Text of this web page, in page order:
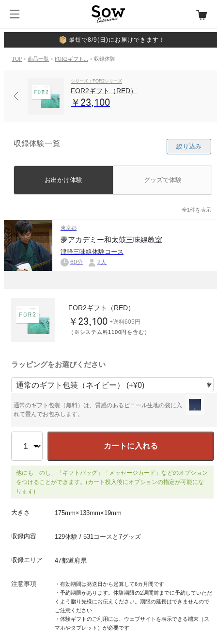
最短で8/9(日)にお届けできます！
TOP > 商品一覧 > FOR2ギフト... > 収録体験
シリーズ：FOR2シリーズ
FOR2ギフト（RED）
￥23,100
収録体験一覧 絞り込み
お出かけ体験 グッズで体験
全1件を表示
東京都
夢アカデミー和太鼓三味線教室
津軽三味線体験コース
60分 2人
FOR2ギフト（RED）
￥23,100 +送料605円
（※システム料1100円を含む）
ラッピングをお選びください
通常のギフト包装（無料）は、質感のあるビニール生地の袋に入
れて畳んでお包みします。
カートに入れる
他にも「のし」「ギフトバッグ」「メッセージカード」などのオプション
をつけることができます。(カート投入後にオプションの指定が可能にな
ります)
大きさ 175mm×133mm×19mm
収録内容 129体験 / 531コースと7グッズ
収録エリア 47都道府県
注意事項
・有効期間は発送日から起算して6カ月間です
・予約期限があります。体験期限の2週間前までに予約していただ
くよう贈り先様にお伝えください。期限の延長はできませんので
ご注意ください
・体験ギフトのご利用には、ウェブサイトを表示できる端末（ス
マホやタブレット）が必要です